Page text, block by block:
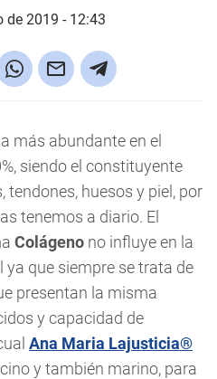
de 2019 - 12:43
más abundante en el
siendo el constituyente
tendones, huesos y piel, por
tenemos a diario. El
Colágeno no influye en la
que siempre se trata de
presentan la misma
y capacidad de
Ana Maria Lajusticia®
y también marino, para